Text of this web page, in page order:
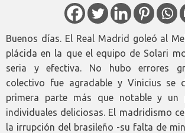
Buenos días. El Real Madrid goleó al
plácida en la que el equipo de Solari
seria y efectiva. No hubo errores
colectivo fue agradable y Vinicius se
primera parte más que notable y un
individuales deliciosas. El madridismo
la irrupción del brasileño -su falta de